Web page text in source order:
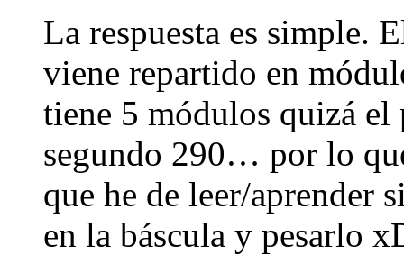
La respuesta es simple.
viene repartido en
tiene 5 módulos quizá
segundo 290… por lo
que he de leer/aprender
en la báscula y pesarlo